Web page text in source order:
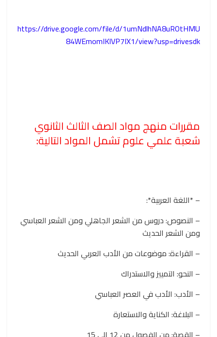
https://drive.google.com/file/d/1umNdlhNA8uROtHMU
84WEmomIKlVP7IX1/view?usp=drivesdk
مقررات منهج مواد الصف الثالث الثانوي
شعبة علمي علوم تشمل المواد التالية:
– *اللغة العربية*:
– النصوص: دروس من الشعر الجاهلي ومن الشعر العباسي
ومن الشعر الحديث
– القراءة: موضوعات من الأدب العربي الحديث
– النحو: التمييز والاستدراك
– الأدب: الأدب في العصر العباسي
– البلاغة: الكناية والاستعارة